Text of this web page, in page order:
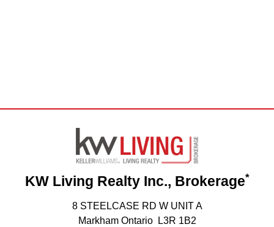
KW Living Realty Inc., Brokerage*
8 STEELCASE RD W UNIT A
Markham Ontario L3R 1B2